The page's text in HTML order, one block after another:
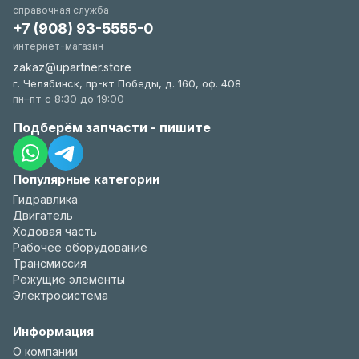
Популярные категории
Гидравлика
Двигатель
Ходовая часть
Рабочее оборудование
Трансмиссия
Режущие элементы
Электросистема
Информация
О компании
справочная служба
+7 (908) 93-5555-0
интернет-магазин
zakaz@upartner.store
г. Челябинск, пр-кт Победы, д. 160, оф. 408
пн–пт с 8:30 до 19:00
Подберём запчасти - пишите